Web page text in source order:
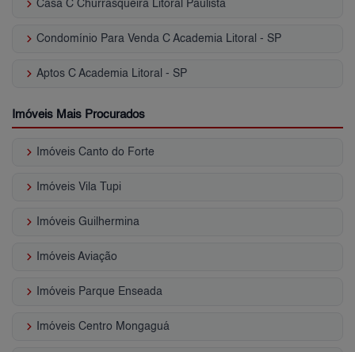
keyboard_arrow_right Casa C Churrasqueira Litoral Paulista
keyboard_arrow_right Condomínio Para Venda C Academia Litoral - SP
keyboard_arrow_right Aptos C Academia Litoral - SP
Imóveis Mais Procurados
keyboard_arrow_right Imóveis Canto do Forte
keyboard_arrow_right Imóveis Vila Tupi
keyboard_arrow_right Imóveis Guilhermina
keyboard_arrow_right Imóveis Aviação
keyboard_arrow_right Imóveis Parque Enseada
keyboard_arrow_right Imóveis Centro Mongaguá